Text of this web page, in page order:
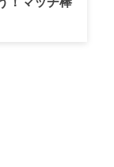
◎誰かが困っ